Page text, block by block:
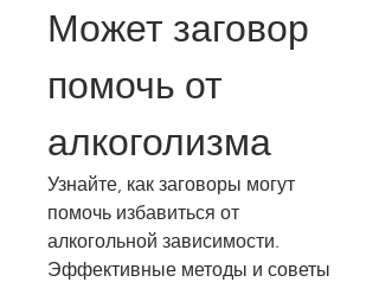
Может заговор
помочь от
алкоголизма
Узнайте, как заговоры могут
помочь избавиться от
алкогольной зависимости.
Эффективные методы и советы